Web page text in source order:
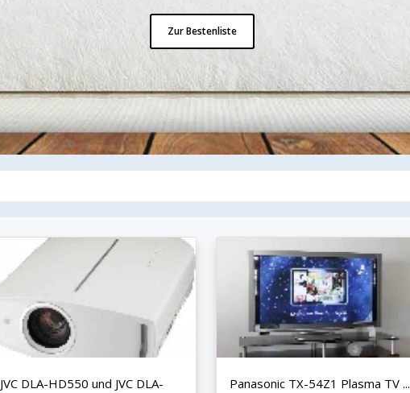
Zur Bestenliste
JVC DLA-HD550 und JVC DLA-
Panasonic TX-54Z1 Plasma TV ...